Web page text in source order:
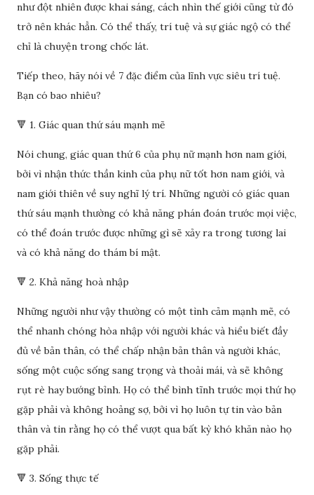
như đột nhiên được khai sáng, cách nhìn thế giới cũng từ đó
trở nên khác hẳn. Có thể thấy, trí tuệ và sự giác ngộ có thể
chỉ là chuyện trong chốc lát.
Tiếp theo, hãy nói về 7 đặc điểm của lĩnh vực siêu trí tuệ.
Bạn có bao nhiêu?
🔻 1. Giác quan thứ sáu mạnh mẽ
Nói chung, giác quan thứ 6 của phụ nữ mạnh hơn nam giới,
bởi vì nhận thức thần kinh của phụ nữ tốt hơn nam giới, và
nam giới thiên về suy nghĩ lý trí. Những người có giác quan
thứ sáu mạnh thường có khả năng phán đoán trước mọi việc,
có thể đoán trước được những gì sẽ xảy ra trong tương lai
và có khả năng do thám bí mật.
🔻 2. Khả năng hoà nhập
Những người như vậy thường có một tình cảm mạnh mẽ, có
thể nhanh chóng hòa nhập với người khác và hiểu biết đầy
đủ về bản thân, có thể chấp nhận bản thân và người khác,
sống một cuộc sống sang trọng và thoải mái, và sẽ không
rụt rè hay bướng bỉnh. Họ có thể bình tĩnh trước mọi thứ họ
gặp phải và không hoảng sợ, bởi vì họ luôn tự tin vào bản
thân và tin rằng họ có thể vượt qua bất kỳ khó khăn nào họ
gặp phải.
🔻 3. Sống thực tế